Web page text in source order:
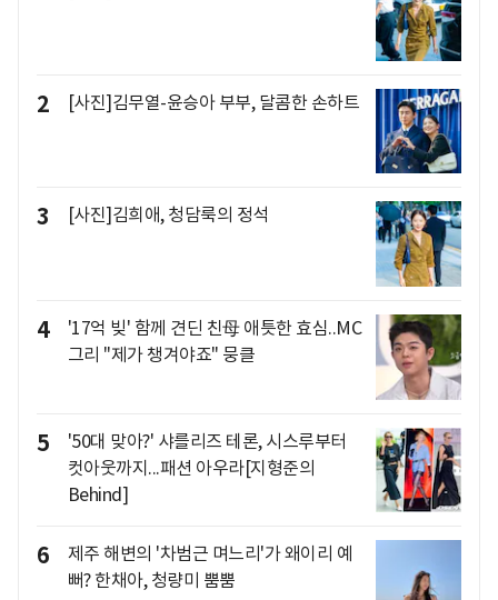
2 [사진]김무열-윤승아 부부, 달콤한 손하트
3 [사진]김희애, 청담룩의 정석
4
'17억 빚' 함께 견딘 친母 애틋한 효심..MC
그리 "제가 챙겨야죠" 뭉클
5
'50대 맞아?' 샤를리즈 테론, 시스루부터
컷아웃까지...패션 아우라[지형준의
Behind]
6
제주 해변의 '차범근 며느리'가 왜이리 예
뻐? 한채아, 청량미 뿜뿜